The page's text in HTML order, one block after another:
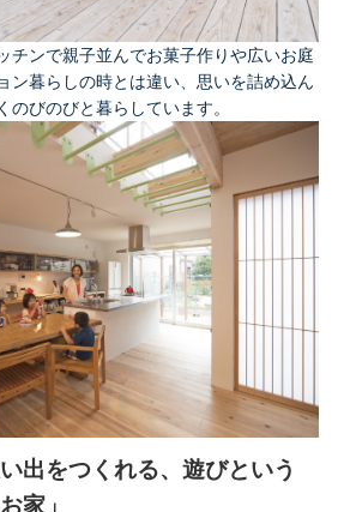
チンで親子並んでお菓子作りや広いお庭
ン暮らしの時とは違い、思いを詰め込ん
のびのびと暮らしています。
出をつくれる、遊びという
家」